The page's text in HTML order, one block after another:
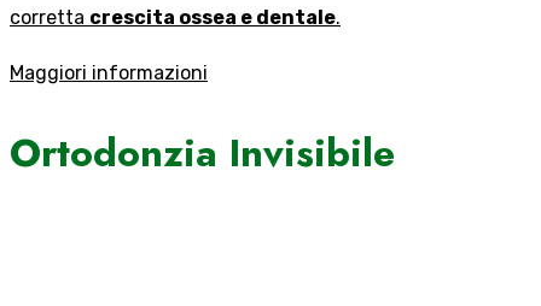
corretta crescita ossea e dentale.
Maggiori informazioni
Ortodonzia Invisibile